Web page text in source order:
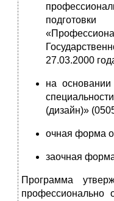
подготовки
27.03.2000
на
(дизайн)»
очная форма
заочная
Программа
профессионально